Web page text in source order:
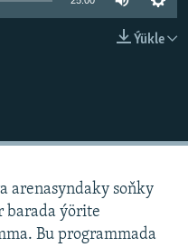
Ýükle
arenasyndaky soňky
barada ýörite
Bu programmada